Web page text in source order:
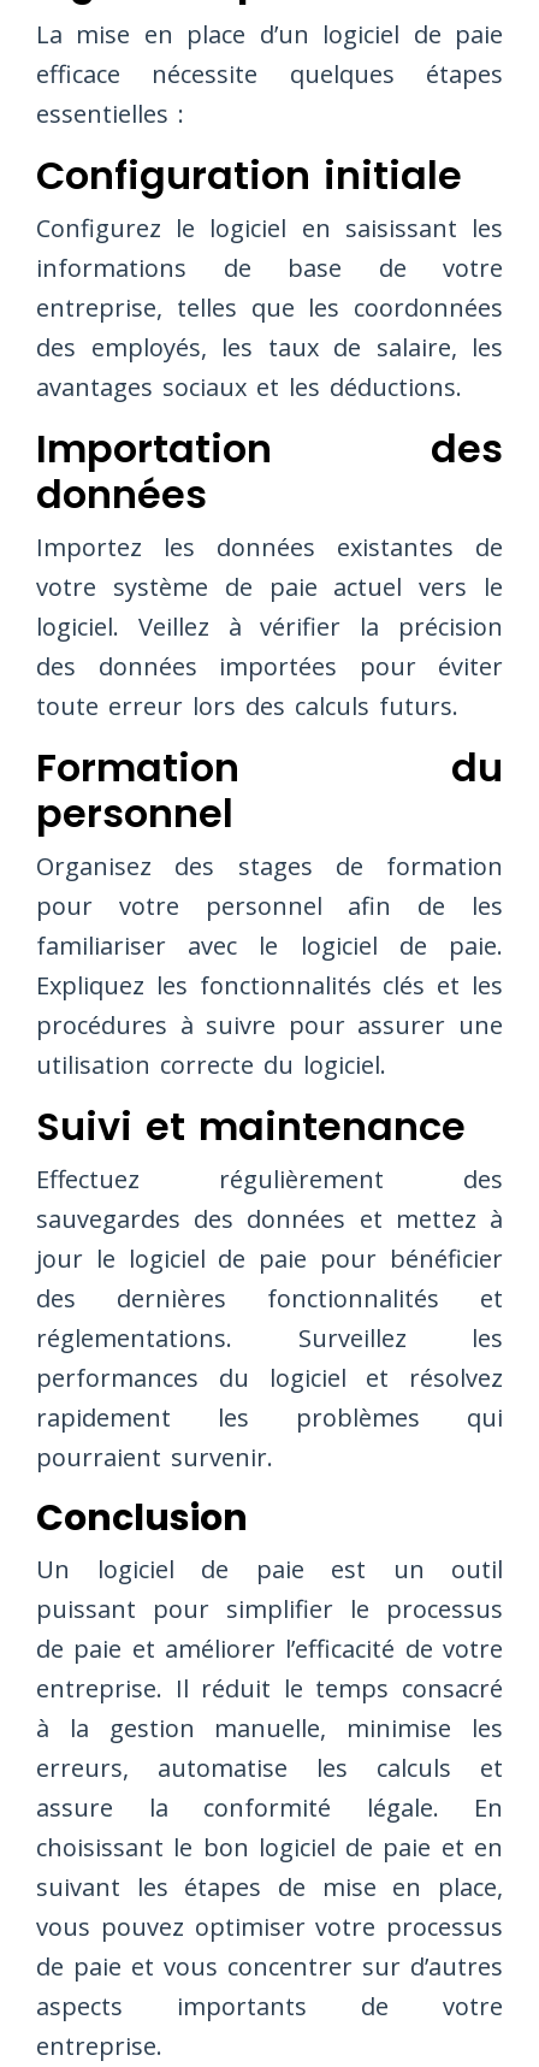
La mise en place d’un logiciel de paie
efficace nécessite quelques étapes
essentielles :
Configuration initiale
Configurez le logiciel en saisissant les
informations de base de votre
entreprise, telles que les coordonnées
des employés, les taux de salaire, les
avantages sociaux et les déductions.
Importation des
données
Importez les données existantes de
votre système de paie actuel vers le
logiciel. Veillez à vérifier la précision
des données importées pour éviter
toute erreur lors des calculs futurs.
Formation du
personnel
Organisez des stages de formation
pour votre personnel afin de les
familiariser avec le logiciel de paie.
Expliquez les fonctionnalités clés et les
procédures à suivre pour assurer une
utilisation correcte du logiciel.
Suivi et maintenance
Effectuez régulièrement des
sauvegardes des données et mettez à
jour le logiciel de paie pour bénéficier
des dernières fonctionnalités et
réglementations. Surveillez les
performances du logiciel et résolvez
rapidement les problèmes qui
pourraient survenir.
Conclusion
Un logiciel de paie est un outil
puissant pour simplifier le processus
de paie et améliorer l’efficacité de votre
entreprise. Il réduit le temps consacré
à la gestion manuelle, minimise les
erreurs, automatise les calculs et
assure la conformité légale. En
choisissant le bon logiciel de paie et en
suivant les étapes de mise en place,
vous pouvez optimiser votre processus
de paie et vous concentrer sur d’autres
aspects importants de votre
entreprise.